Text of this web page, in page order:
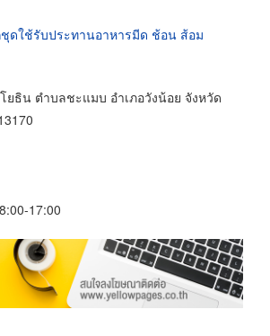
ดใช้รับประทานอาหารมีด ช้อน ส้อม
ยธิน ตำบลชะแมบ อำเภอวังน้อย จังหวัด
17:00